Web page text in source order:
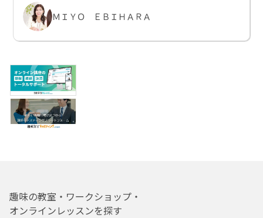
ＭＩＹＯ ＥＢＩＨＡＲＡ
趣味の教室・ワークショップ・
オンラインレッスンを探す